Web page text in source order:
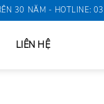
30 NĂM - HOTLINE:
LIÊN HỆ